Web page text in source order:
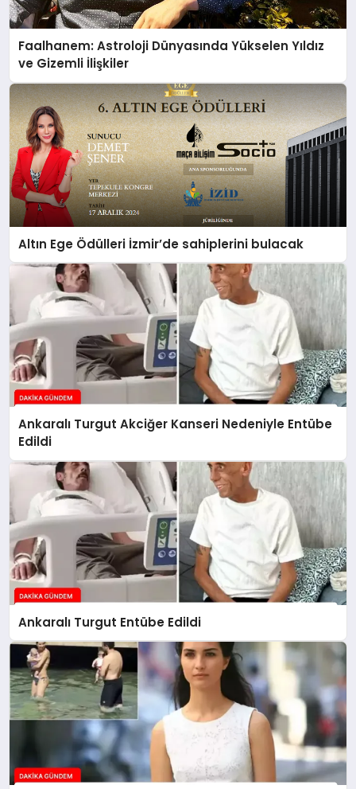
Faalhanem: Astroloji Dünyasında Yükselen Yıldız
ve Gizemli İlişkiler
Altın Ege Ödülleri İzmir’de sahiplerini bulacak
Ankaralı Turgut Akciğer Kanseri Nedeniyle Entübe
Edildi
Ankaralı Turgut Entübe Edildi